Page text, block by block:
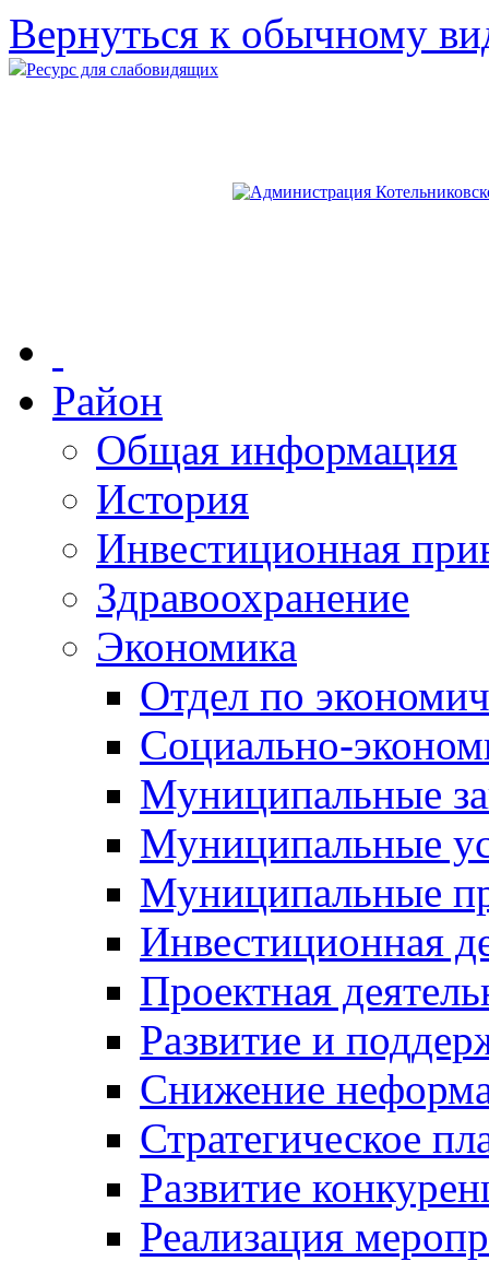
Вернуться к обычному
Ресурс для слабовидящих
Район
Общая информация
История
Инвестиционная
Здравоохранение
Экономика
Отдел по
Социально-
Муниципальные
Муниципальные
Муниципальные
Инвестиционная
Проектная
Развитие и
Снижение
Стратегическое
Развитие
Реализация